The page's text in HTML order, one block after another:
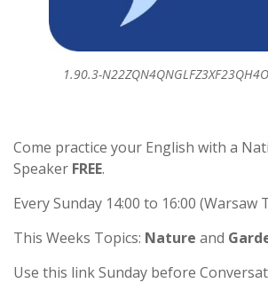
1.90.3-
Come practice your English with a
Speaker FREE.
Every Sunday 14:00 to 16:00 (Warsaw
This Weeks Topics: Nature and
Use this link Sunday before